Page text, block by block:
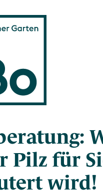
Pilz für
wird!